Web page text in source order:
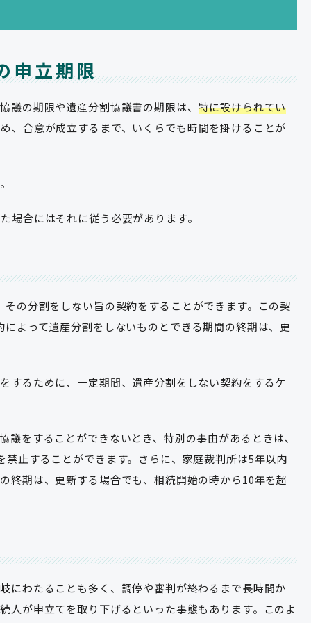
申立期限
の期限や遺産分割協議書の期限は、 特に設けられてい
、合意が成立するまで、いくらでも時間を掛けることが
場合にはそれに従う必要があります。
の分割をしない旨の契約をすることができます。この契
よって遺産分割をしないものとできる期間の終期は、更
するために、一定期間、遺産分割をしない契約をするケ
をすることができないとき、特別の事由があるときは、
止することができます。さらに、家庭裁判所は5年以内
終期は、更新する場合でも、相続開始の時から10年を超
にわたることも多く、調停や審判が終わるまで長時間か
人が申立てを取り下げるといった事態もあります。このよ